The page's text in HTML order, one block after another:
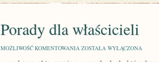
Porady dla właścicieli
MOŻLIWOŚĆ KOMENTOWANIA PORADY
ZOSTAŁA WYŁĄCZONA